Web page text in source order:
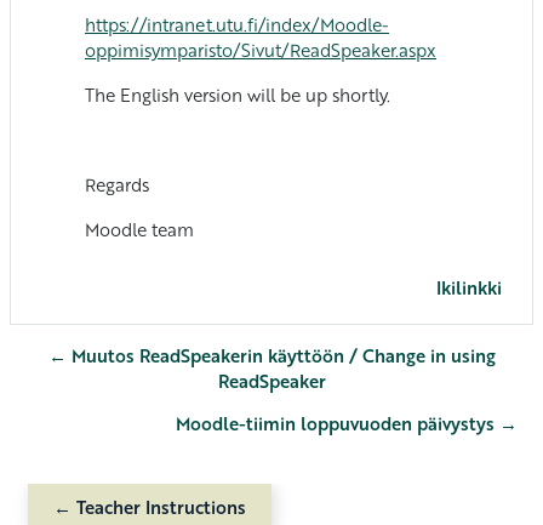
https://intranet.utu.fi/index/Moodle-
oppimisymparisto/Sivut/ReadSpeaker.aspx
The English version will be up shortly.
Regards
Moodle team
Ikilinkki
← Muutos ReadSpeakerin käyttöön / Change in using
ReadSpeaker
Moodle-tiimin loppuvuoden päivystys →
← Teacher Instructions